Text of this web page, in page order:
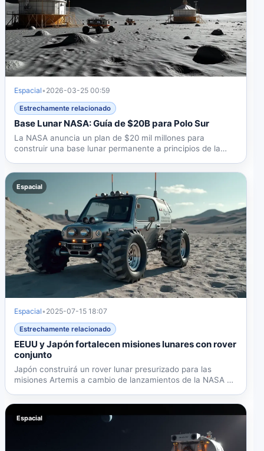
Espacial• 2026-03-25 00:59
Estrechamente relacionado
Base Lunar NASA: Guía de $20B para Polo Sur
La NASA anuncia un plan de $20 mil millones para
construir una base lunar permanente a principios de la
Espacial
Espacial• 2025-07-15 18:07
Estrechamente relacionado
EEUU y Japón fortalecen misiones lunares con rover
conjunto
Japón construirá un rover lunar presurizado para las
misiones Artemis a cambio de lanzamientos de la NASA y
Espacial